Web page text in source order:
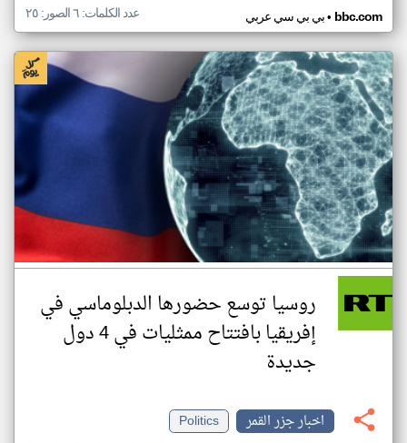
بي بي سي عربي• bbc.com عدد الكلمات: ٦ الصور: ٢٥
روسيا توسع حضورها الدبلوماسي في
إفريقيا بافتتاح ممثليات في 4 دول
جديدة
اخبار جزر القمر
Politics